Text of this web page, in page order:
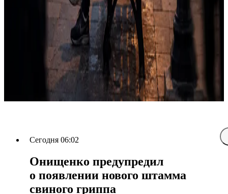
Сегодня 06:02
Онищенко предупредил
о появлении нового штамма
свиного гриппа